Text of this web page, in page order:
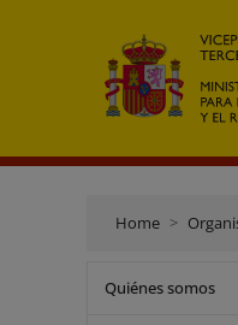
Home
Quiénes somos